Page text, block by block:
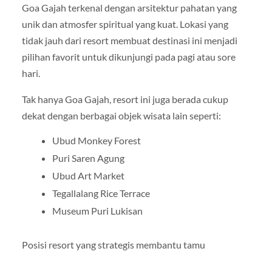
Goa Gajah terkenal dengan arsitektur pahatan yang
unik dan atmosfer spiritual yang kuat. Lokasi yang
tidak jauh dari resort membuat destinasi ini menjadi
pilihan favorit untuk dikunjungi pada pagi atau sore
hari.
Tak hanya Goa Gajah, resort ini juga berada cukup
dekat dengan berbagai objek wisata lain seperti:
Ubud Monkey Forest
Puri Saren Agung
Ubud Art Market
Tegallalang Rice Terrace
Museum Puri Lukisan
Posisi resort yang strategis membantu tamu